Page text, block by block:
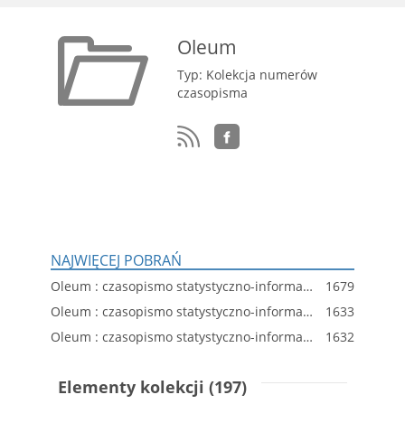
Oleum
Typ: Kolekcja numerów
czasopisma
NAJWIĘCEJ POBRAŃ
Oleum : czasopismo statystyczno-informacyjne dla spraw przemysłu oleju skalnego w Polsce, R. 5, nr 201
1679
Oleum : czasopismo statystyczno-informacyjne dla spraw przemysłu oleju skalnego w Polsce, R. 4, nr 171
1633
Oleum : czasopismo statystyczno-informacyjne dla spraw przemysłu oleju skalnego w Polsce, R. 5, nr 197
1632
Elementy kolekcji (197)